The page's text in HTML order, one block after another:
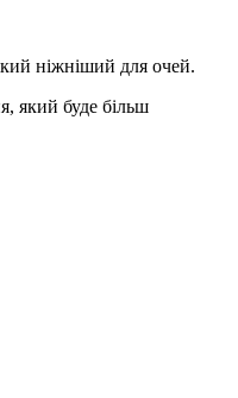
ніжніший для очей.
який буде більш